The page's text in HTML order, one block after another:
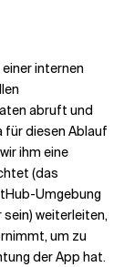
internen
abruft und
für diesen Ablauf
ihm eine
(das
Umgebung
sein) weiterleiten,
um zu
der App hat.